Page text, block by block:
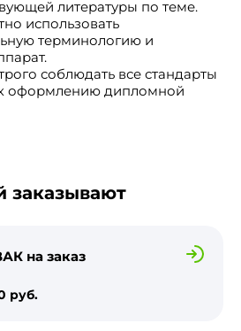
литературы по теме.
использовать
терминологию и
соблюдать все стандарты
оформлению дипломной
заказывают
на заказ
руб.